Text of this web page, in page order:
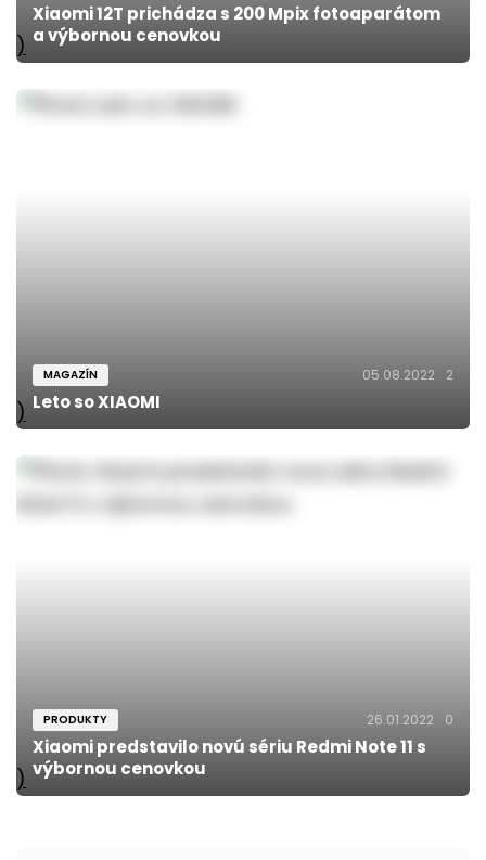
)
Xiaomi 12T prichádza s 200 Mpix fotoaparátom
a výbornou cenovkou
)
MAGAZÍN 05.08.2022 2
Leto so XIAOMI
)
PRODUKTY 26.01.2022 0
Xiaomi predstavilo novú sériu Redmi Note 11 s
výbornou cenovkou